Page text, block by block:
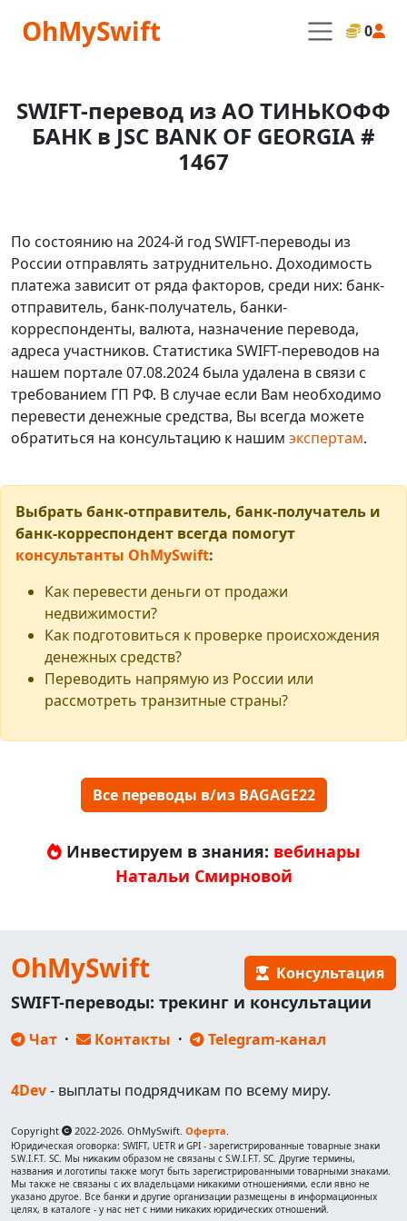
OhMySwift 0
SWIFT-перевод из АО ТИНЬКОФФ
БАНК в JSC BANK OF GEORGIA #
1467
По состоянию на 2024-й год SWIFT-переводы из
России отправлять затруднительно. Доходимость
платежа зависит от ряда факторов, среди них: банк-
отправитель, банк-получатель, банки-
корреспонденты, валюта, назначение перевода,
адреса участников. Статистика SWIFT-переводов на
нашем портале 07.08.2024 была удалена в связи с
требованием ГП РФ. В случае если Вам необходимо
перевести денежные средства, Вы всегда можете
обратиться на консультацию к нашим экспертам.
Выбрать банк-отправитель, банк-получатель и
банк-корреспондент всегда помогут
консультанты OhMySwift:
Как перевести деньги от продажи
недвижимости?
Как подготовиться к проверке происхождения
денежных средств?
Переводить напрямую из России или
рассмотреть транзитные страны?
Все переводы в/из BAGAGE22
Инвестируем в знания: вебинары
Натальи Смирновой
OhMySwift Консультация
SWIFT-переводы: трекинг и консультации
Чат · Контакты · Telegram-канал
4Dev- выплаты подрядчикам по всему миру.
Copyright 2022-2026. OhMySwift. Оферта.
Юридическая оговорка: SWIFT, UETR и GPI - зарегистрированные товарные знаки
S.W.I.F.T. SC. Мы никаким образом не связаны с S.W.I.F.T. SC. Другие термины,
названия и логотипы также могут быть зарегистрированными товарными знаками.
Мы также не связаны с их владельцами никакими отношениями, если явно не
указано другое. Все банки и другие организации размещены в информационных
целях, в каталоге - у нас нет с ними никаких юридических отношений.